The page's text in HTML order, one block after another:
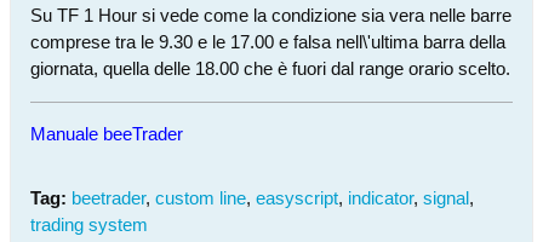
Su TF 1 Hour si vede come la condizione sia vera nelle barre
comprese tra le 9.30 e le 17.00 e falsa nell\'ultima barra della
giornata, quella delle 18.00 che è fuori dal range orario scelto.
Manuale beeTrader
Tag: beetrader, custom line, easyscript, indicator, signal,
trading system